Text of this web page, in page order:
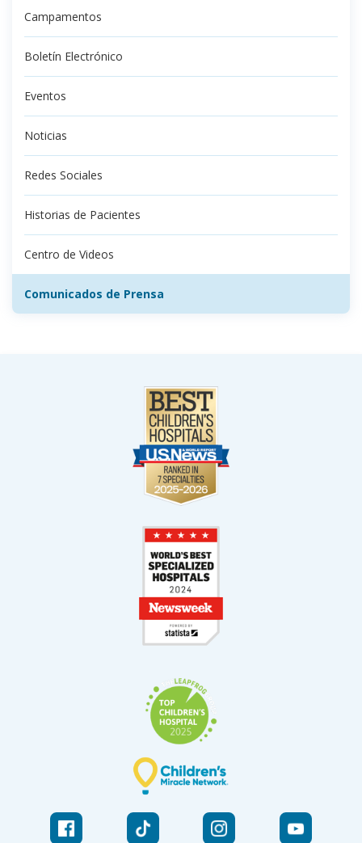
Campamentos
Boletín Electrónico
Eventos
Noticias
Redes Sociales
Historias de Pacientes
Centro de Videos
Comunicados de Prensa